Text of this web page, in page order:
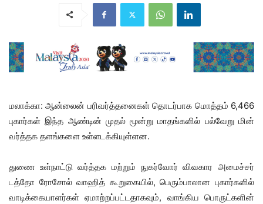
மலாக்கா: ஆன்லைன் பரிவர்த்தனைகள் தொடர்பாக மொத்தம் 6,466
புகார்கள் இந்த ஆண்டின் முதல் மூன்று மாதங்களில் பல்வேறு மின்
வர்த்தக தளங்களை உள்ளடக்கியுள்ளன.
துணை உள்நாட்டு வர்த்தக மற்றும் நுகர்வோர் விவகார அமைச்சர்
டத்தோ ரோசோல் வாஹித் கூறுகையில், பெரும்பாலான புகார்களில்
வாடிக்கையாளர்கள் ஏமாற்றப்பட்டதாகவும், வாங்கிய பொருட்களின்